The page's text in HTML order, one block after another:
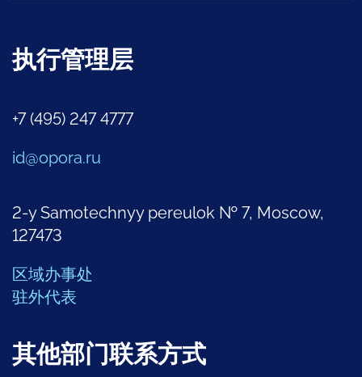
执行管理层
+7 (495) 247 4777
id@opora.ru
2-y Samotechnyy pereulok № 7, Moscow,
127473
区域办事处
驻外代表
其他部门联系方式